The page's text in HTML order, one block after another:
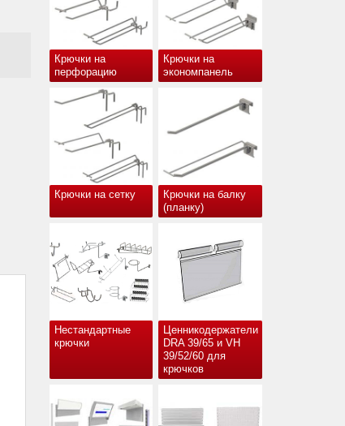
Крючки на
перфорацию
Крючки на
экономпанель
Крючки на сетку
Крючки на балку
(планку)
Нестандартные
крючки
Ценникодержатели
DRA 39/65 и VH
39/52/60 для
крючков